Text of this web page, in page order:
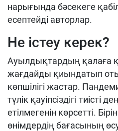
нарығында бәсекеге
есептейді авторлар.
Не істеу керек?
Ауылдықтардың қалаға
жағдайды қиындатып
көпшілігі жастар.
түлік қауіпсіздігі
етілмегенін көрсетті.
өнімдердің бағасының